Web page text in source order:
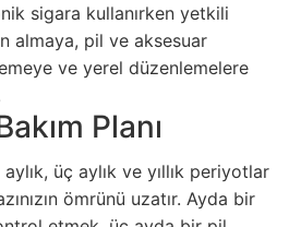
sigara kullanırken yetkili
almaya, pil ve aksesuar
ve yerel düzenlemelere
Planı
aylık, üç aylık ve yıllık periyotlar
ömrünü uzatır. Ayda bir